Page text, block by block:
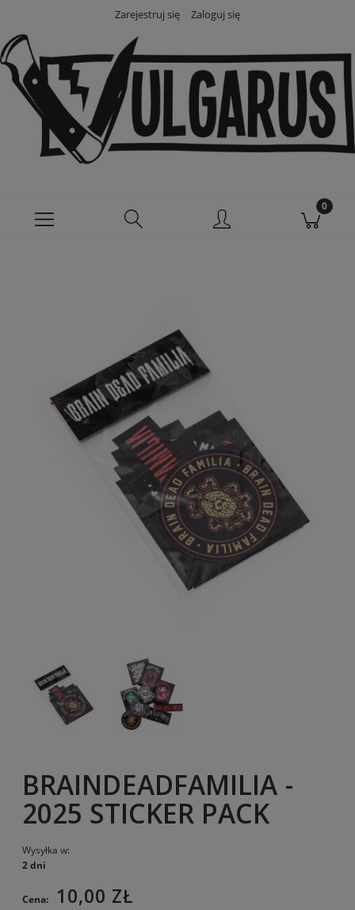
Zarejestruj się Zaloguj się
BRAINDEADFAMILIA -
2025 STICKER PACK
Wysyłka w:
2 dni
Cena: 10,00 ZŁ